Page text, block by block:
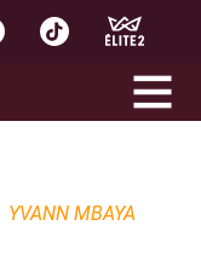
YVANN MBAYA